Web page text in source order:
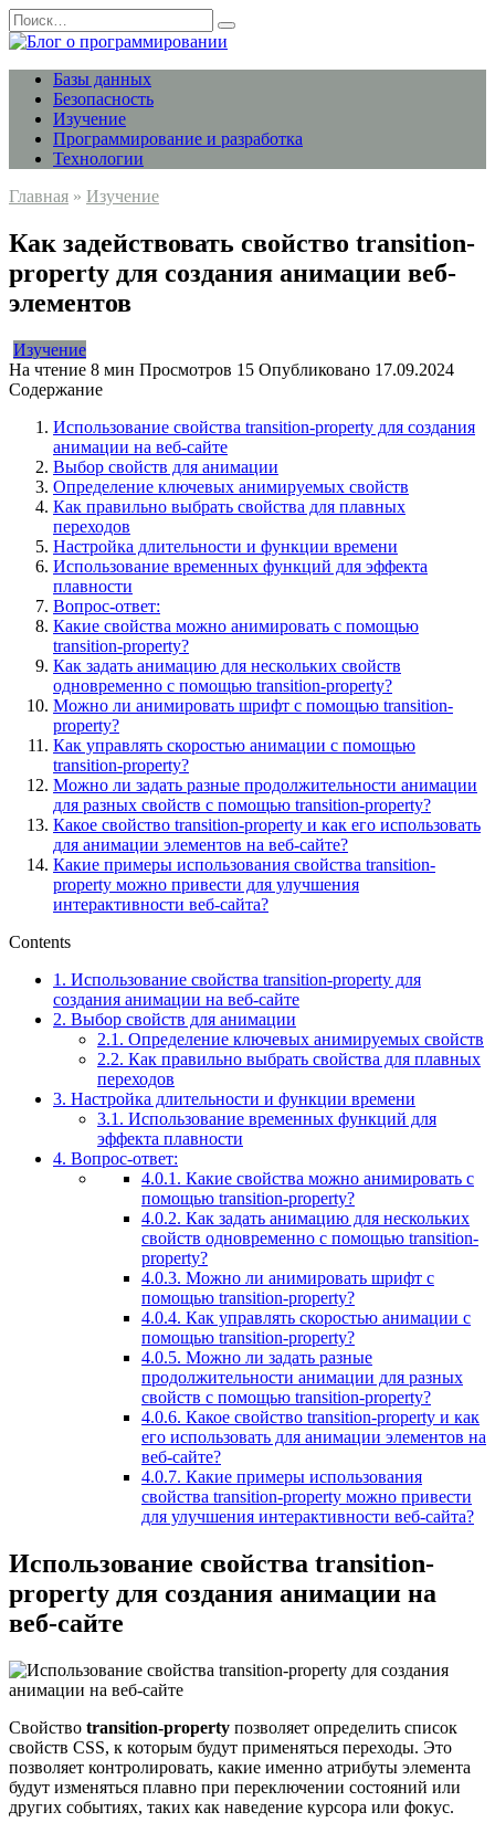
Перейти
к
содержанию
Search
for:
Базы данных
Безопасность
Изучение
Программирование и разработка
Технологии
Главная » Изучение
Как задействовать свойство transition-
property для создания анимации веб-
элементов
Изучение
На чтение 8 мин Просмотров 15 Опубликовано 17.09.2024
Содержание
Использование свойства transition-property для создания
анимации на веб-сайте
Выбор свойств для анимации
Определение ключевых анимируемых свойств
Как правильно выбрать свойства для плавных
переходов
Настройка длительности и функции времени
Использование временных функций для эффекта
плавности
Вопрос-ответ:
Какие свойства можно анимировать с помощью
transition-property?
Как задать анимацию для нескольких свойств
одновременно с помощью transition-property?
Можно ли анимировать шрифт с помощью transition-
property?
Как управлять скоростью анимации с помощью
transition-property?
Можно ли задать разные продолжительности анимации
для разных свойств с помощью transition-property?
Какое свойство transition-property и как его использовать
для анимации элементов на веб-сайте?
Какие примеры использования свойства transition-
property можно привести для улучшения
интерактивности веб-сайта?
Contents
1. Использование свойства transition-property для
создания анимации на веб-сайте
2. Выбор свойств для анимации
2.1. Определение ключевых анимируемых свойств
2.2. Как правильно выбрать свойства для плавных
переходов
3. Настройка длительности и функции времени
3.1. Использование временных функций для
эффекта плавности
4. Вопрос-ответ:
4.0.1. Какие свойства можно анимировать с
помощью transition-property?
4.0.2. Как задать анимацию для нескольких
свойств одновременно с помощью transition-
property?
4.0.3. Можно ли анимировать шрифт с
помощью transition-property?
4.0.4. Как управлять скоростью анимации с
помощью transition-property?
4.0.5. Можно ли задать разные
продолжительности анимации для разных
свойств с помощью transition-property?
4.0.6. Какое свойство transition-property и как
его использовать для анимации элементов на
веб-сайте?
4.0.7. Какие примеры использования
свойства transition-property можно привести
для улучшения интерактивности веб-сайта?
Использование свойства transition-
property для создания анимации на
веб-сайте
Свойство transition-property позволяет определить список
свойств CSS, к которым будут применяться переходы. Это
позволяет контролировать, какие именно атрибуты элемента
будут изменяться плавно при переключении состояний или
других событиях, таких как наведение курсора или фокус.